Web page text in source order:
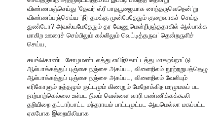
விண்ணபஞ்செய்து ‘தேவர் ஸ்ரீ பாதபூஜையாக னாந்தருவெநென்’று
விண்ணப்பஞ்செய்ய ‘நீர் தமக்கு முன்பேதேநும் குறைவாகச் செய்த
துண்டோ? அவஸ்யமேதேநும் தர வேணுமென்றிருந்ததாகில் ஆல்பாக்க
மாகிற ஊரைச் செம்பிலும் கல்லிலும் வெட்டித்தருவ’ தென்றருளிச்
செய்ய,
சயங்கொண்ட சோழமண்டலத்து எயிற்கோட்டத்து மாகறல்நாட்டு
ஆல்பாக்கத்துப் புஞ்சை நஞ்சை அகப்பட, விளைநிலம் நூற்றறுபத்தெழு
ஆல்பாக்கத்துப் புஞ்சை நஞ்சை அகப்பட, விளைநிலம் வேலியும்
எரிகோளும் நத்தமும் குட்டமும் கிணறும் மேநோக்கிந மரமுமகப் பட
நாற்பாற்கெல்லை உள்பட நிலம் வெள்ளை வாரி பண்ணிக்கக்கூலி
தறியிறை தட்டார்பாட்ட மந்தராயம் பாட்டமுட்பட ஆயமெல்லா மகப்பட்ட
ஏகபோக இறையிலியாக